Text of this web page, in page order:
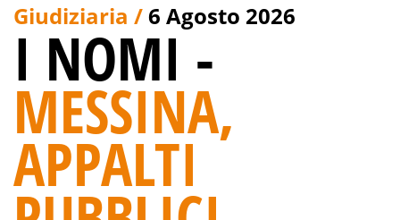
Giudiziaria /6 Agosto 2026
I NOMI -
MESSINA,
APPALTI